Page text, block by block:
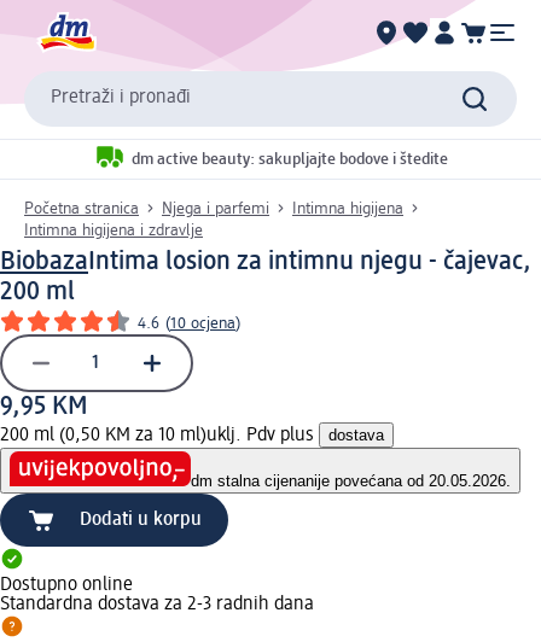
Pretraži i pronađi
dm active beauty: sakupljajte bodove i štedite
Početna stranica Njega i parfemi
Intimna higijena
Intimna higijena i zdravlje
Biobaza Intima losion za intimnu njegu - čajevac,
200 ml
4.6 (10 ocjena)
9,95 KM
200 ml (0,50 KM za 10 ml)uklj. Pdv plus dostava
dm stalna cijenanije povećana od 20.05.2026.
Dodati u korpu
Dostupno online
Standardna dostava za 2-3 radnih dana